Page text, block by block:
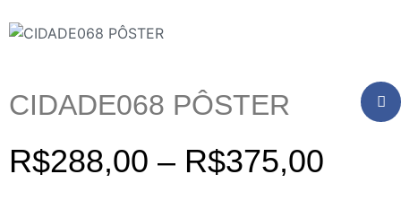
CIDADE068 PÔSTER
R$288,00 – R$375,00